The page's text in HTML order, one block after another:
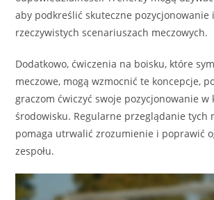
aby podkreślić skuteczne
rzeczywistych scenariuszach meczowych.
Dodatkowo, ćwiczenia na boisku, które
meczowe, mogą wzmocnić te koncepcje,
graczom ćwiczyć swoje pozycjonowanie
środowisku. Regularne przeglądanie tych
pomaga utrwalić zrozumienie i poprawić
zespołu.